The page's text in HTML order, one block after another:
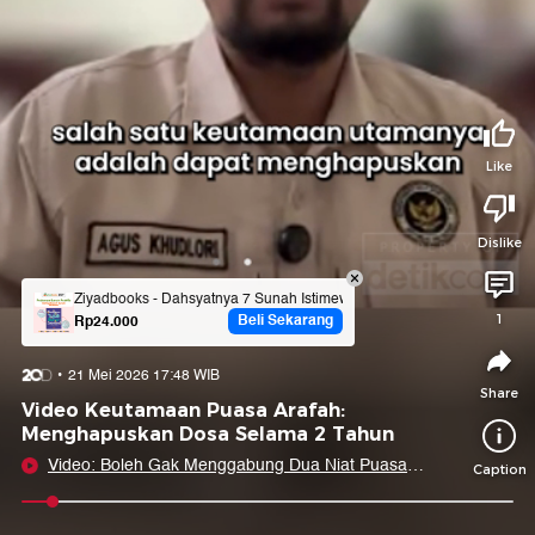
Like
Dislike
1
Share
Caption
Ziyadbooks - Dahsyatnya 7 Sunah Istimewa - Kumpulan Buku
Rp24.000 Beli Sekarang
21 Mei 2026 17:48 WIB
Video Keutamaan Puasa Arafah:
Menghapuskan Dosa Selama 2 Tahun
Video: Boleh Gak Menggabung Dua Niat Puasa
Share to
Facebook X Whatsapp
Suka video ini?
Login untuk menyampaikan pendapat.
Masuk
Tidak suka video ini?
Login untuk menyampaikan pendapat.
Masuk